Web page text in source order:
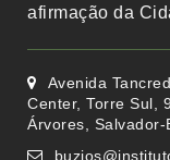
afirmação da
Avenida
Center, Torre Sul,
Árvores,